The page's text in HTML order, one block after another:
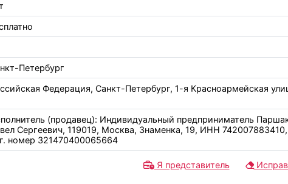
Петербург
Федерация, Санкт-Петербург, 1-я Красноармейская
(продавец): Индивидуальный предприниматель
Сергеевич, 119019, Москва, Знаменка, 19, ИНН 742007883410,
номер 321470400065664
Я представитель